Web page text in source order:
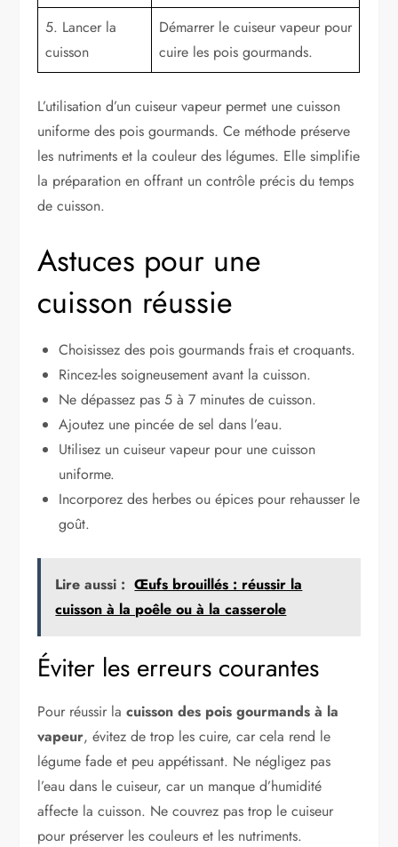
5. Lancer la
cuisson
Démarrer le cuiseur vapeur pour
cuire les pois gourmands.
L’utilisation d’un cuiseur vapeur permet une cuisson
uniforme des pois gourmands. Ce méthode préserve
les nutriments et la couleur des légumes. Elle simplifie
la préparation en offrant un contrôle précis du temps
de cuisson.
Astuces pour une
cuisson réussie
Choisissez des pois gourmands frais et croquants.
Rincez-les soigneusement avant la cuisson.
Ne dépassez pas 5 à 7 minutes de cuisson.
Ajoutez une pincée de sel dans l’eau.
Utilisez un cuiseur vapeur pour une cuisson
uniforme.
Incorporez des herbes ou épices pour rehausser le
goût.
Lire aussi : Œufs brouillés : réussir la
cuisson à la poêle ou à la casserole
Éviter les erreurs courantes
Pour réussir lacuisson des pois gourmands à la
vapeur, évitez de trop les cuire, car cela rend le
légume fade et peu appétissant. Ne négligez pas
l’eau dans le cuiseur, car un manque d’humidité
affecte la cuisson. Ne couvrez pas trop le cuiseur
pour préserver les couleurs et les nutriments.